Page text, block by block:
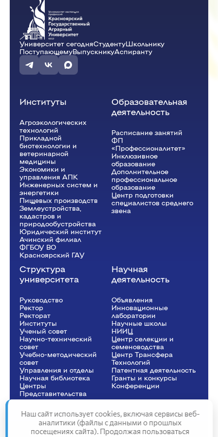
Экологическое право
14:00 - 15:30
Экологическое право(Пр.)
ауд. Ю3-02
Мельникова Т.В.Ю-32.2-24o
15:50 - 17:20
Экологическое право
Университет сегодняСтудентуШкольнику
ПоступающемуВыпускникуАспиранту
Институты
Агроэкологических
технологий
Прикладной
биотехнологии и
ветеринарной
медицины
Экономики и
управления АПК
Инженерных систем и
энергетики
Пищевых производств
Землеустройства,
кадастров и
природообустройства
Юридический институт
Ачинский филиал
ФГБОУ ВО
Красноярский ГАУ
Образовательная
деятельность
Расписание занятий
ФП
«Профессионалитет»
Инклюзивное
образование
Дополнительное
профессиональное
образование
Центр подготовки
специалистов среднего
звена
Структура
университета
Руководство
Ректор
Рeкторат
Институты
Ученый совет
Научно-технический
совет
Учебно-методический
совет
Управления и отделы
Научная библиотека
Центры
Представительства
Научная
деятельность
Объявления
Инновационные
лаборатории
Научные школы
НИИЦ
Центр селекции и
семеноводства
Центр Трансфера
Технологий
Патентная деятельность
Гранты и конкурсы
Конференции
Сведения об образовательной организации
Наш сайт использует cookies, включая сервисы веб-
аналитики (файлы с данными о прошлых
посещениях сайта). Продолжая пользоваться